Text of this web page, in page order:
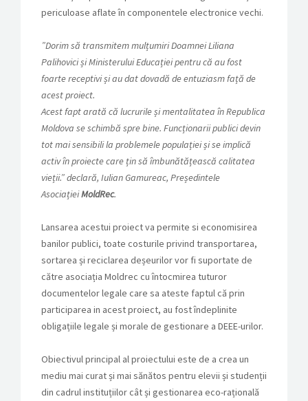
periculoase aflate în componentele electronice vechi.
”Dorim să transmitem mulțumiri Doamnei Liliana
Palihovici și Ministerului Educației pentru că au fost
foarte receptivi și au dat dovadă de entuziasm față de
acest proiect.
Acest fapt arată că lucrurile și mentalitatea în Republica
Moldova se schimbă spre bine. Funcționarii publici devin
tot mai sensibili la problemele populației și se implică
activ în proiecte care țin să îmbunătățească calitatea
vieții.” declară, Iulian Gamureac, Președintele
AsociațieiMoldRec.
Lansarea acestui proiect va permite si economisirea
banilor publici, toate costurile privind transportarea,
sortarea și reciclarea deșeurilor vor fi suportate de
către asociația Moldrec cu întocmirea tuturor
documentelor legale care sa ateste faptul că prin
participarea in acest proiect, au fost îndeplinite
obligațiile legale și morale de gestionare a DEEE-urilor.
Obiectivul principal al proiectului este de a crea un
mediu mai curat și mai sănătos pentru elevii și studenții
din cadrul instituțiilor cât și gestionarea eco-rațională